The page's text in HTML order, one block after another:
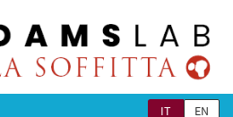
IT EN